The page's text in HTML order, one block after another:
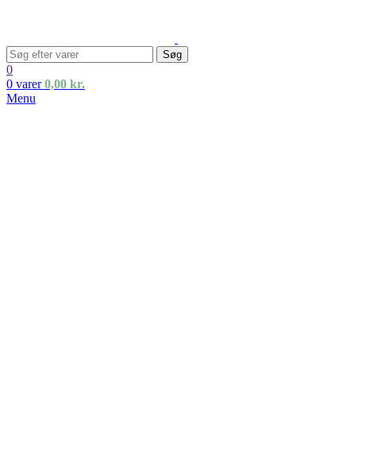
Søg
0
0 varer 0,00 kr.
Menu